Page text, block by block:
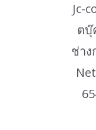
Jc-
ตบุ๊
ช่าง